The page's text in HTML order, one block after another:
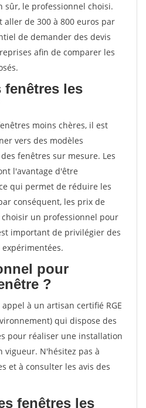
sûr, le professionnel choisi.
aller de 300 à 800 euros par
de demander des devis
afin de comparer les
fenêtres les
moins chères, il est
vers des modèles
fenêtres sur mesure. Les
l'avantage d'être
qui permet de réduire les
conséquent, les prix de
un professionnel pour
important de privilégier des
pour
?
à un artisan certifié RGE
qui dispose des
pour réaliser une installation
vigueur. N'hésitez pas à
et à consulter les avis des
fenêtres les